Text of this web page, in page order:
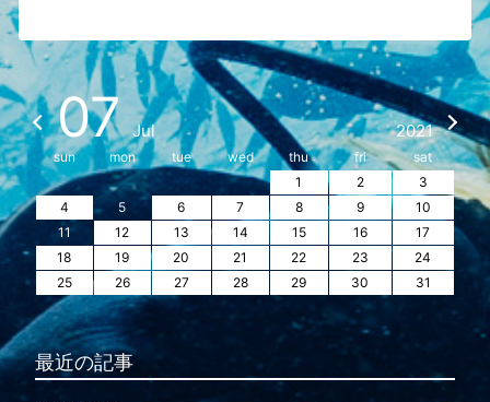
07 Jul 2021
sun mon tue wed thu fri
sat
1
2
3
4
5 6 7 8 9
10
11
12 13 14 15 16
17
18
19 20 21 22 23
24
25
26 27 28 29 30 31
最近の記事